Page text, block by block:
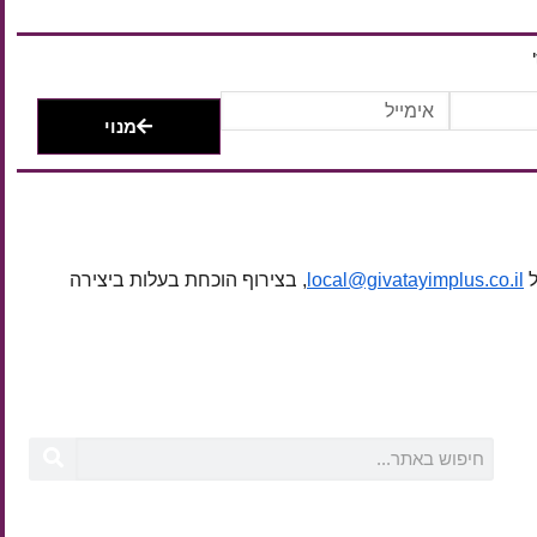
מנוי
local@givatayimplus.co.il , בצירוף הוכחת בעלות ביצירה